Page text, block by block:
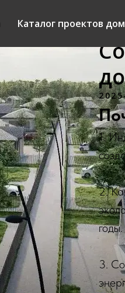
Каталог проектов
1.
2.
годы.
3.